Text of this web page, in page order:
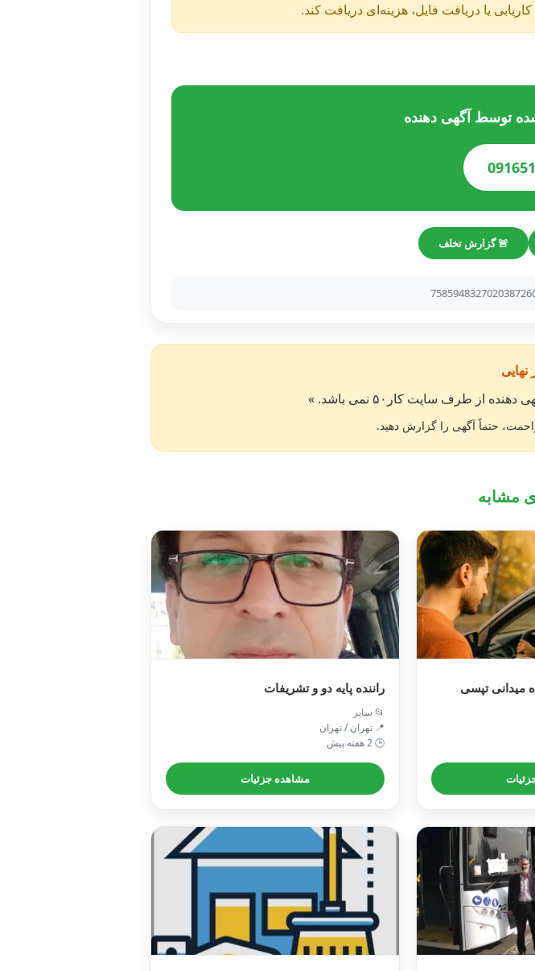
یا دریافت فایل، هزینه‌ای دریافت کند.
توسط آگهی دهنده
🚨 گزارش تخلف
حتماً آگهی را گزارش دهید.
مشابه
میدانی تپسی راننده پایه دو و تشریفات
📂 سایر
📍 تهران / تهران
🕒 2 هفته پیش
مشاهده جزئیات